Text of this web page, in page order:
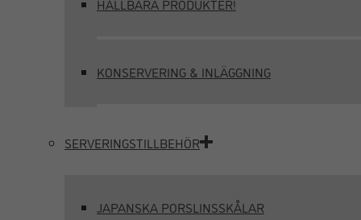
HÅLLBARA PRODUKTER!
KONSERVERING & INLÄGGNING
SERVERINGSTILLBEHÖR
JAPANSKA PORSLINSSKÅLAR